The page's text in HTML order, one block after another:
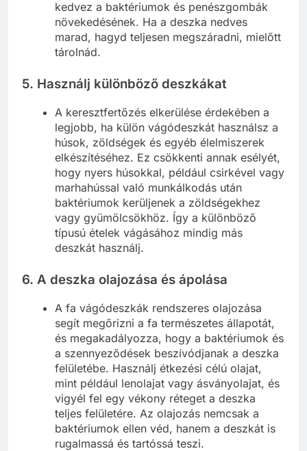
kedvez a baktériumok és penészgombák
növekedésének. Ha a deszka nedves
marad, hagyd teljesen megszáradni, mielőtt
tárolnád.
5. Használj különböző deszkákat
A keresztfertőzés elkerülése érdekében a
legjobb, ha külön vágódeszkát használsz a
húsok, zöldségek és egyéb élelmiszerek
elkészítéséhez. Ez csökkenti annak esélyét,
hogy nyers húsokkal, például csirkével vagy
marhahússal való munkálkodás után
baktériumok kerüljenek a zöldségekhez
vagy gyümölcsökhöz. Így a különböző
típusú ételek vágásához mindig más
deszkát használj.
6. A deszka olajozása és ápolása
A fa vágódeszkák rendszeres olajozása
segít megőrizni a fa természetes állapotát,
és megakadályozza, hogy a baktériumok és
a szennyeződések beszívódjanak a deszka
felületébe. Használj étkezési célú olajat,
mint például lenolajat vagy ásványolajat, és
vigyél fel egy vékony réteget a deszka
teljes felületére. Az olajozás nemcsak a
baktériumok ellen véd, hanem a deszkát is
rugalmassá és tartóssá teszi.